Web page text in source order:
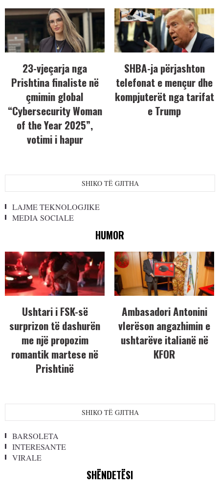
23-vjeçarja nga
Prishtina finaliste në
çmimin global
“Cybersecurity Woman
of the Year 2025”,
votimi i hapur
SHBA-ja përjashton
telefonat e mençur dhe
kompjuterët nga tarifat
e Trump
SHIKO TË GJITHA
LAJME TEKNOLOGJIKE
MEDIA SOCIALE
HUMOR
Ushtari i FSK-së
surprizon të dashurën
me një propozim
romantik martese në
Prishtinë
Ambasadori Antonini
vlerëson angazhimin e
ushtarëve italianë në
KFOR
SHIKO TË GJITHA
BARSOLETA
INTERESANTE
VIRALE
SHËNDETËSI